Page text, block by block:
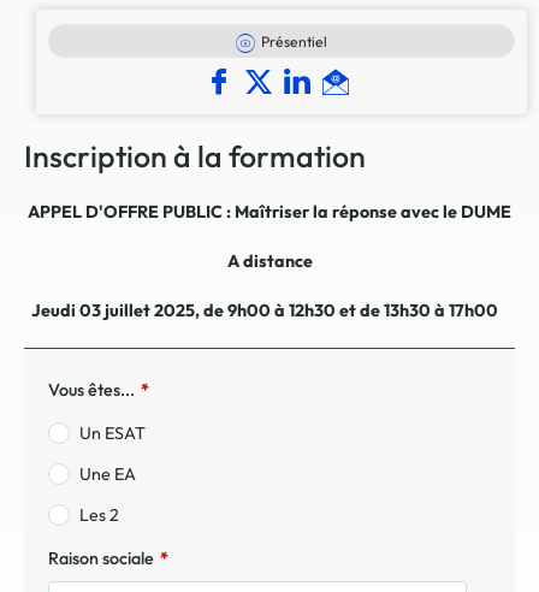
Présentiel
Inscription à la formation
APPEL D'OFFRE PUBLIC : Maîtriser la réponse avec le DUME
A distance
Jeudi 03 juillet 2025, de 9h00 à 12h30 et de 13h30 à 17h00
Vous êtes... *
Un ESAT
Une EA
Les 2
Raison sociale *